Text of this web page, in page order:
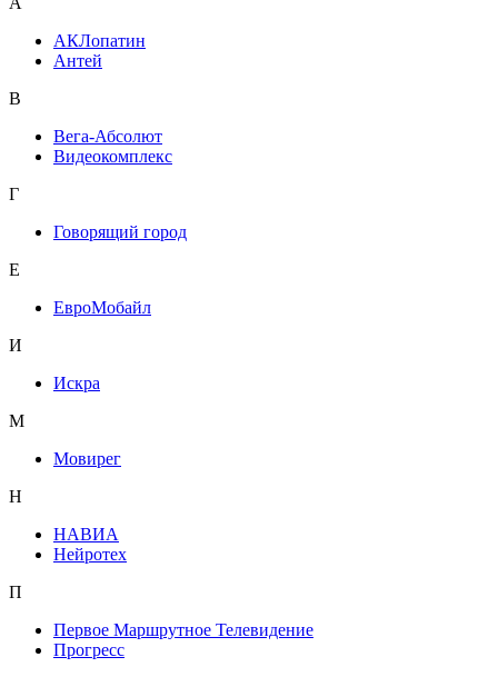
АКЛопатин
Антей
В
Вега-Абсолют
Видеокомплекс
Г
Говорящий город
Е
ЕвроМобайл
И
Искра
М
Мовирег
Н
НАВИА
Нейротех
П
Первое Маршрутное Телевидение
Прогресс